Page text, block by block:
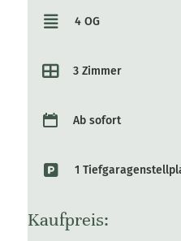
4 OG
3 Zimmer
Ab sofort
1
Kaufpreis: